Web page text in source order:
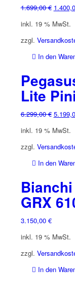
1.699,00€
war:
inkl. 19 % MwSt.
zzgl.
In den
Lite
6.299,00€
war:
inkl. 19 % MwSt.
zzgl.
In den
GRX
3.150,00 €
inkl. 19 % MwSt.
zzgl.
In den